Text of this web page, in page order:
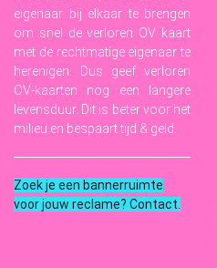
eigenaar bij elkaar te brengen
om snel de verloren OV kaart
met de rechtmatige eigenaar te
herenigen. Dus geef verloren
OV-kaarten nog een langere
levensduur. Dit is beter voor het
milieu en bespaart tijd & geld.
Zoek je een bannerruimte
voor jouw reclame? Contact